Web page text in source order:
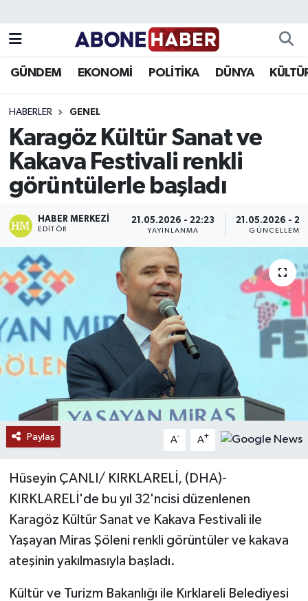
GÜNDEM EKONOMİ POLİTİKA DÜNYA
HABERLER GENEL
Karagöz Kültür Sanat ve
Kakava Festivali renkli
görüntülerle başladı
HABER MERKEZI
EDITÖR
21.05.2026 - 22:23
YAYINLANMA
21.05.2026 -
GÜNCELLEME
Paylaş A- A+
Hüseyin ÇANLI/ KIRKLARELİ, (DHA)-
KIRKLARELİ'de bu yıl 32'ncisi düzenlenen
Karagöz Kültür Sanat ve Kakava Festivali ile
Yaşayan Miras Şöleni renkli görüntüler ve kakava
ateşinin yakılmasıyla başladı.
Kültür ve Turizm Bakanlığı ile Kırklareli Belediyesi
Asayiş
Bilim ve Teknoloji
Çevre
Dünya
Eğitim
Ekonomi
Genel
Gündem
Haberde İnsan
Kültür Sanat
Politika
Süper Lig Puan Durumu ve Fikstür
Tüm Manşetler
Son Dakika Haberleri
Haber Arşivi